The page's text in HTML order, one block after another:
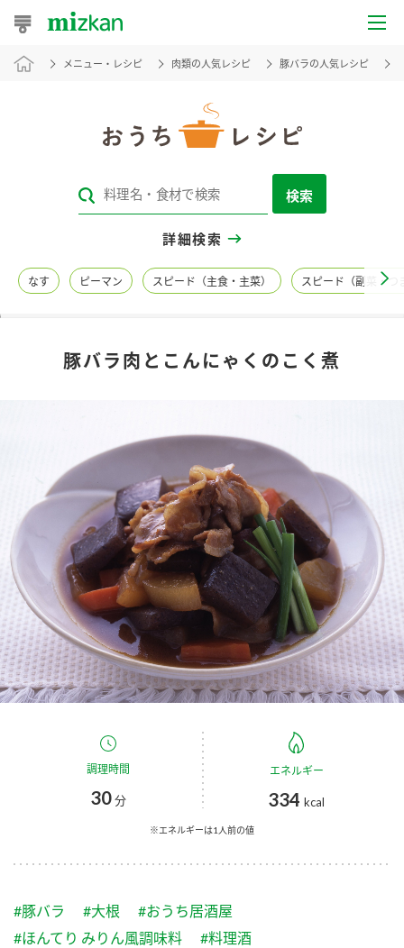
おうちレシピ
レシピカテゴリ一覧
レシピ名特集
商品情報
お酢ドリンク ぽん酢
みりん風・料理酒 鍋用調味料
つゆ たれ
スープ 中華
ふりかけ
新商品一覧
キャンペーン情報
ブランド・スペシャルサイト
ブランド・スペシャルサイト トップ
商品ブランドサイト
Fibee（ファイビー）
くらしプラ酢
お酢ドリンク
つゆ
納豆のサイト
企業情報
国内事業概要
企業理念
ミツカンの歴史
ミツカンを知る
環境への取り組み
お客様相談センター
メニュー・レシピ 肉類の人気レシピ 豚バラの人気レシピ
検索
詳細検索
なす ピーマン スピード（主食・主菜） スピード（副菜・つ
豚バラ肉とこんにゃくのこく煮
調理時間
30分
エネルギー
334 kcal
※エネルギーは1人前の値
#豚バラ #大根
#おうち居酒屋
#ほんてり みりん風調味料
#料理酒